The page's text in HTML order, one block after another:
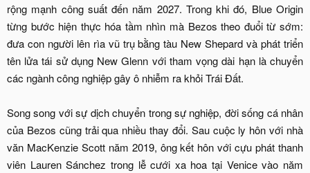
rộng mạnh công suất đến năm 2027. Trong khi đó, Blue Origin
từng bước hiện thực hóa tầm nhìn mà Bezos theo đuổi từ sớm:
đưa con người lên rìa vũ trụ bằng tàu New Shepard và phát triển
tên lửa tái sử dụng New Glenn với tham vọng dài hạn là chuyển
các ngành công nghiệp gây ô nhiễm ra khỏi Trái Đất.
Song song với sự dịch chuyển trong sự nghiệp, đời sống cá nhân
của Bezos cũng trải qua nhiều thay đổi. Sau cuộc ly hôn với nhà
văn MacKenzie Scott năm 2019, ông kết hôn với cựu phát thanh
viên Lauren Sánchez trong lễ cưới xa hoa tại Venice vào năm